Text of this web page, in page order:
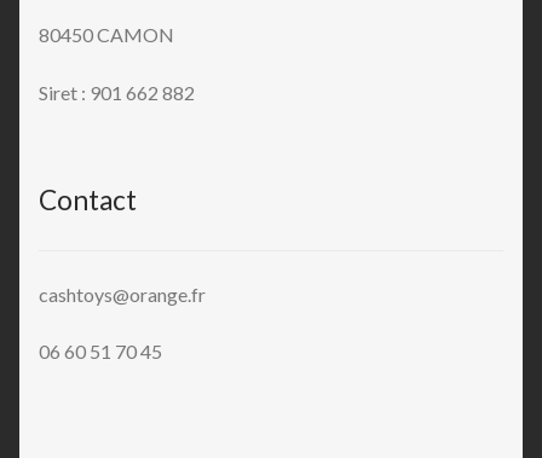
80450 CAMON
Siret : 901 662 882
Contact
cashtoys@orange.fr
06 60 51 70 45